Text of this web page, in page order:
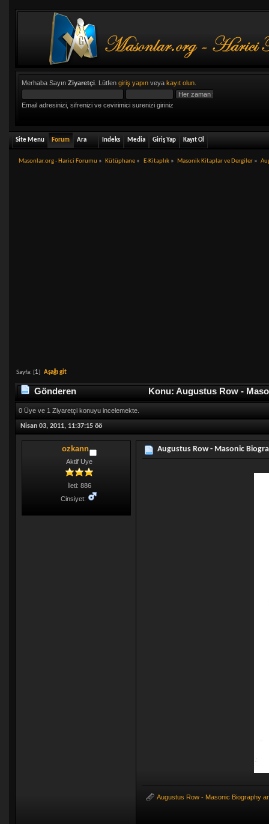
Merhaba Sayın Ziyaretçi. Lütfen giriş yapınveya kayıt olun.
Email adresinizi, sifrenizi ve cevirimici surenizi giriniz
Site Menu Forum Ara Indeks Media Giriş Yap Kayıt Ol
Masonlar.org - Harici Forumu » Kütüphane » E-Kitaplık» Masonik Kitaplar ve Dergiler»
Sayfa: [1] Aşağı git
Gönderen Konu: Augustus Row -
0 Üye ve 1 Ziyaretçi konuyu incelemekte.
Nisan 03, 2011, 11:37:15 öö
ozkann
Aktif Uye
İleti: 886
Cinsiyet:
Augustus Row - Masonic
Augustus Row - Masonic Biography